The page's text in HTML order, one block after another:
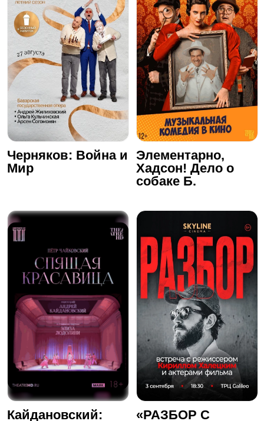
Черняков: Война и
Мир
Элементарно,
Хадсон! Дело о
собаке Б.
Кайдановский:
«РАЗБОР С